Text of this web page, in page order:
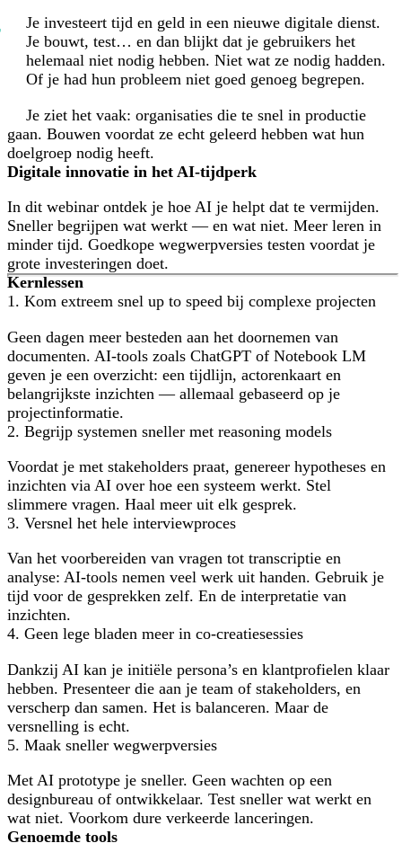
Je investeert tijd en geld in een nieuwe digitale dienst.
Je bouwt, test… en dan blijkt dat je gebruikers het
helemaal niet nodig hebben. Niet wat ze nodig hadden.
Of je had hun probleem niet goed genoeg begrepen.
Je ziet het vaak: organisaties die te snel in productie
gaan. Bouwen voordat ze echt geleerd hebben wat hun
doelgroep nodig heeft.
Digitale innovatie in het AI-tijdperk
In dit webinar ontdek je hoe AI je helpt dat te vermijden.
Sneller begrijpen wat werkt — en wat niet. Meer leren in
minder tijd. Goedkope wegwerpversies testen voordat je
grote investeringen doet.
Kernlessen
1. Kom extreem snel up to speed bij complexe projecten
Geen dagen meer besteden aan het doornemen van
documenten. AI-tools zoals ChatGPT of Notebook LM
geven je een overzicht: een tijdlijn, actorenkaart en
belangrijkste inzichten — allemaal gebaseerd op je
projectinformatie.
2. Begrijp systemen sneller met reasoning models
Voordat je met stakeholders praat, genereer hypotheses en
inzichten via AI over hoe een systeem werkt. Stel
slimmere vragen. Haal meer uit elk gesprek.
3. Versnel het hele interviewproces
Van het voorbereiden van vragen tot transcriptie en
analyse: AI-tools nemen veel werk uit handen. Gebruik je
tijd voor de gesprekken zelf. En de interpretatie van
inzichten.
4. Geen lege bladen meer in co-creatiesessies
Dankzij AI kan je initiële persona’s en klantprofielen klaar
hebben. Presenteer die aan je team of stakeholders, en
verscherp dan samen. Het is balanceren. Maar de
versnelling is echt.
5. Maak sneller wegwerpversies
Met AI prototype je sneller. Geen wachten op een
designbureau of ontwikkelaar. Test sneller wat werkt en
wat niet. Voorkom dure verkeerde lanceringen.
Genoemde tools